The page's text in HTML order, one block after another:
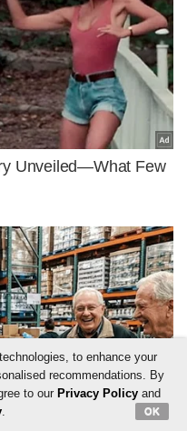
to enhance your
recommendations. By
to our Privacy Policyand
. OK